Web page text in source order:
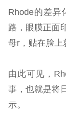
Rhode的差异
路，眼膜正面
母r，贴在脸上
由此可见，
事，也就是将
示。